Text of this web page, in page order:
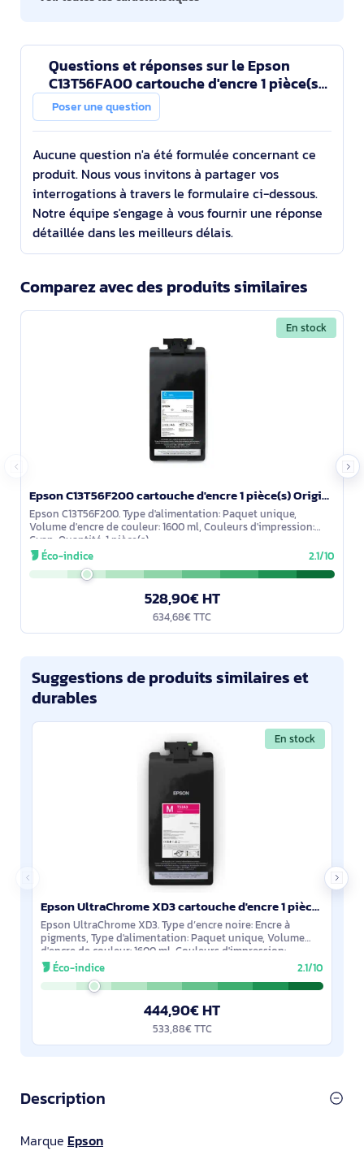
Questions et réponses sur le Epson
C13T56FA00 cartouche d'encre 1 pièce(s)
Original Orange
Poser une question
Aucune question n'a été formulée concernant ce
produit. Nous vous invitons à partager vos
interrogations à travers le formulaire ci-dessous.
Notre équipe s'engage à vous fournir une réponse
détaillée dans les meilleurs délais.
Comparez avec des produits similaires
En stock
Epson C13T56F200 cartouche d'encre 1 pièce(s) Original Cyan
Epson C13T56F200. Type d'alimentation: Paquet unique,
Volume d'encre de couleur: 1600 ml, Couleurs d'impression:
Cyan, Quantité: 1 pièce(s)
Éco-indice
2.1/10
528,90€ HT
634,68€ TTC
Suggestions de produits similaires et
durables
En stock
Epson UltraChrome XD3 cartouche d'encre 1 pièce(s) Original Magenta - C13T53A300
Epson UltraChrome XD3. Type d’encre noire: Encre à
pigments, Type d'alimentation: Paquet unique, Volume
d'encre de couleur: 1600 ml, Couleurs d'impression:
Magenta, Quantité: 1 pièce(s)
Éco-indice 2.1/10
444,90€ HT
533,88€ TTC
Description
Marque Epson